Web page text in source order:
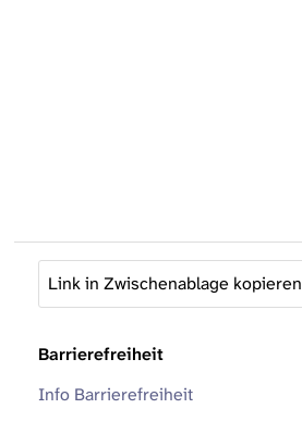
Link in Zwischenablage kopieren
Barrierefreiheit
Info Barrierefreiheit